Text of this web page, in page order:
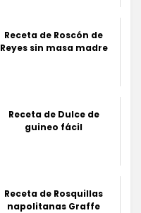
Receta de Roscón de
Reyes sin masa madre
Receta de Dulce de
guineo fácil
Receta de Rosquillas
napolitanas Graffe